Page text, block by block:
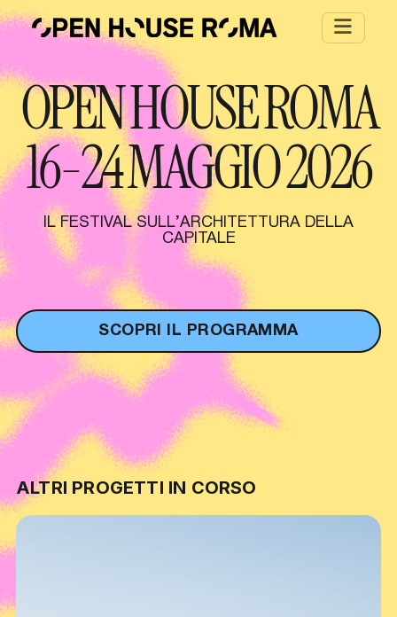
Salta al contenuto principale
OPEN HOUSE ROMA
16-24 MAGGIO 2026
IL FESTIVAL SULL’ARCHITETTURA DELLA
CAPITALE
SCOPRI IL PROGRAMMA
ALTRI PROGETTI IN CORSO